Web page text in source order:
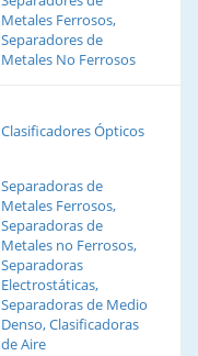
Metales Ferrosos,
Separadores de
Metales No Ferrosos
Clasificadores Ópticos
Separadoras de
Metales Ferrosos,
Separadoras de
Metales no Ferrosos,
Separadoras
Electrostáticas,
Separadoras de Medio
Denso, Clasificadoras
de Aire